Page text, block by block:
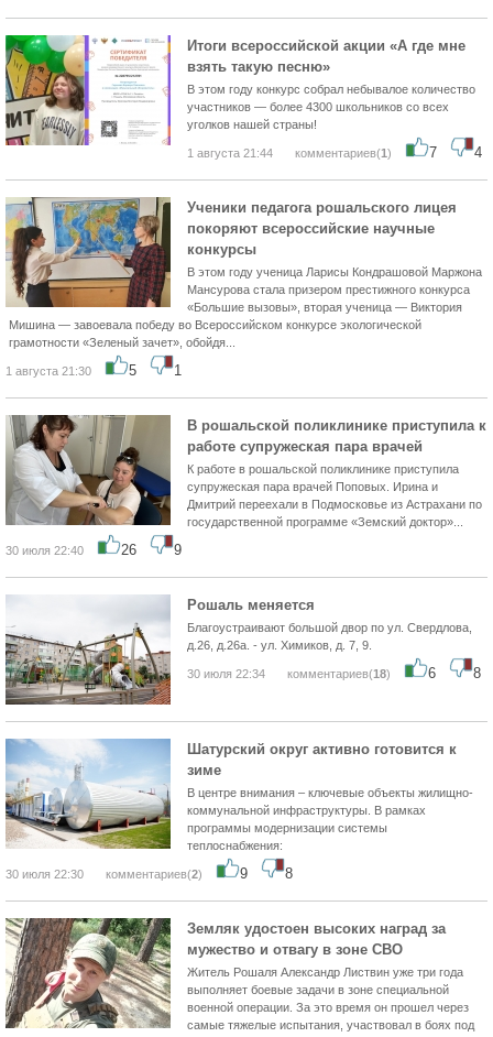
Итоги всероссийской акции «А где мне
взять такую песню»
В этом году конкурс собрал небывалое количество
участников — более 4300 школьников со всех
уголков нашей страны!
1 августа 21:44 комментариев(1) 7 4
Ученики педагога рошальского лицея
покоряют всероссийские научные
конкурсы
В этом году ученица Ларисы Кондрашовой Маржона
Мансурова стала призером престижного конкурса
«Большие вызовы», вторая ученица — Виктория
Мишина — завоевала победу во Всероссийском конкурсе экологической
грамотности «Зеленый зачет», обойдя...
1 августа 21:30 5 1
В рошальской поликлинике приступила к
работе супружеская пара врачей
К работе в рошальской поликлинике приступила
супружеская пара врачей Поповых. Ирина и
Дмитрий переехали в Подмосковье из Астрахани по
государственной программе «Земский доктор»...
30 июля 22:40 26 9
Рошаль меняется
Благоустраивают большой двор по ул. Свердлова,
д.26, д.26а. - ул. Химиков, д. 7, 9.
30 июля 22:34 комментариев(18) 6 8
Шатурский округ активно готовится к
зиме
В центре внимания – ключевые объекты жилищно-
коммунальной инфраструктуры. В рамках
программы модернизации системы
теплоснабжения:
30 июля 22:30 комментариев(2) 9 8
Земляк удостоен высоких наград за
мужество и отвагу в зоне СВО
Житель Рошаля Александр Листвин уже три года
выполняет боевые задачи в зоне специальной
военной операции. За это время он прошел через
самые тяжелые испытания, участвовал в боях под